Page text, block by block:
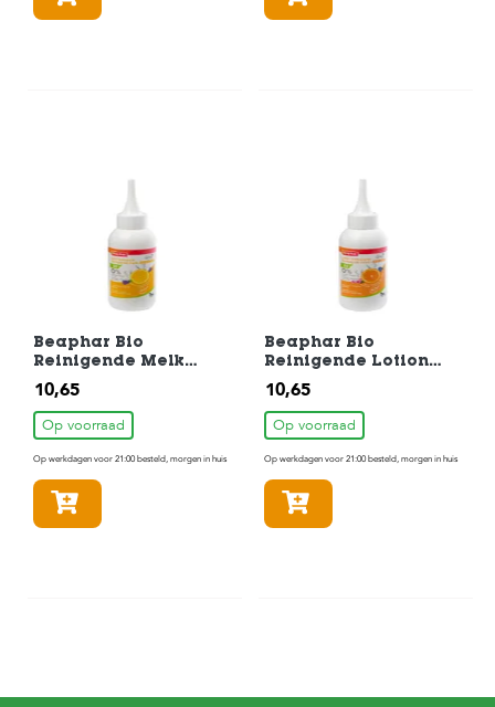
Beaphar Bio
Reinigende Melk
Oren 100ml
10,65
Op voorraad
Op werkdagen voor 21:00 besteld, morgen in huis
Beaphar Bio
Reinigende Lotion
Ogen 100ml
10,65
Op voorraad
Op werkdagen voor 21:00 besteld, morgen in huis